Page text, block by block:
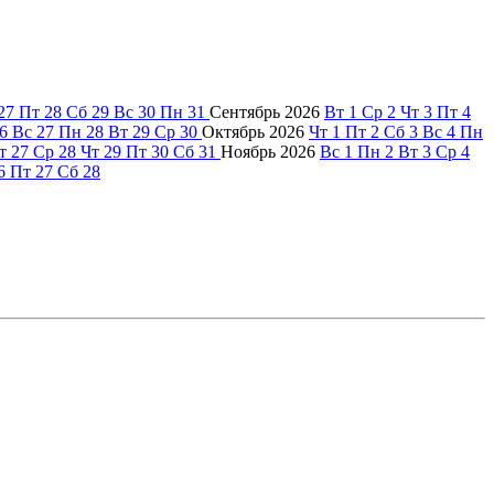
Пт 28 Сб 29 Вс 30 Пн 31 Сентябрь 2026 Вт 1 Ср 2 Чт 3 Пт 4
Вс 27 Пн 28 Вт 29 Ср 30 Октябрь 2026 Чт 1 Пт 2 Сб 3 Вс 4 Пн
27 Ср 28 Чт 29 Пт 30 Сб 31 Ноябрь 2026 Вс 1 Пн 2 Вт 3 Ср 4
Пт 27 Сб 28